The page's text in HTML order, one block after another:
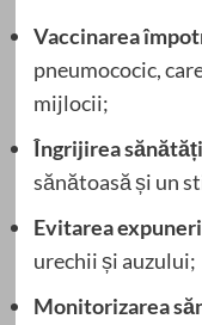
Vaccinarea
pneumococic,
mijlocii;
Îngrijirea
sănătoasă și un
Evitarea
urechii și auzului;
Monitorizarea